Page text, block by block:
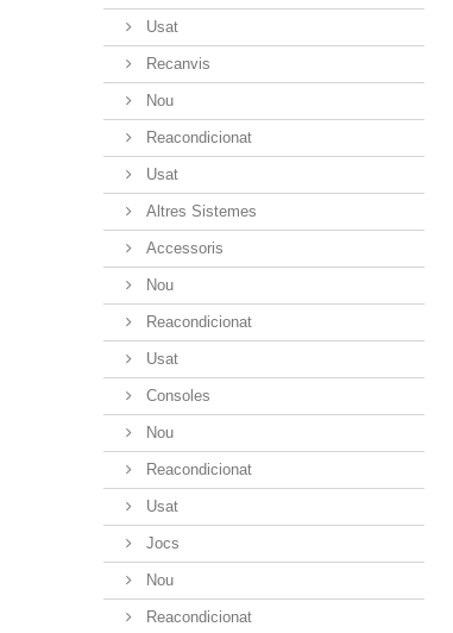
Usat
Recanvis
Nou
Reacondicionat
Usat
Altres Sistemes
Accessoris
Nou
Reacondicionat
Usat
Consoles
Nou
Reacondicionat
Usat
Jocs
Nou
Reacondicionat